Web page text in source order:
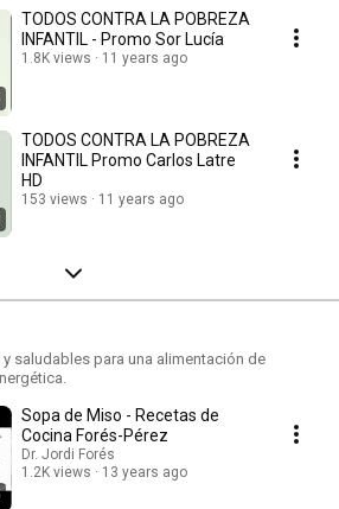
TODOS CONTRA LA POBREZA
INFANTIL - Promo Sor Lucía
1.8K views 11 years ago
TODOS CONTRA LA POBREZA
INFANTIL Promo Carlos Latre
HD
153 views 11 years ago
saludables para una alimentación de
Sopa de Miso - Recetas de
Cocina Forés-Pérez
Dr. Jordi Forés
1.2K views
13 years ago